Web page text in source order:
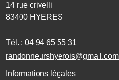
14 rue crivelli
83400 HYERES
Tél. : 04 94 65 55 31
randonneurshyerois@gmail.com
Informations légales